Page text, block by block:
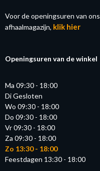
Voor de openingsuren van ons
afhaalmagazijn, klik hier
Openingsuren van de winkel
Ma 09:30 - 18:00
Di Gesloten
Wo 09:30 - 18:00
Do 09:30 - 18:00
Vr 09:30 - 18:00
Za 09:30 - 18:00
Zo 13:30 - 18:00
Feestdagen 13:30 - 18:00